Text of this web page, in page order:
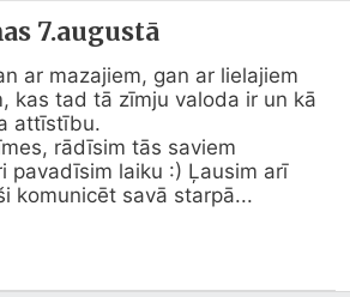
7.augustā
ar mazajiem, gan ar lielajiem
kas tad tā zīmju valoda ir un kā
attīstību.
rādīsim tās saviem
pavadīsim laiku :) Ļausim arī
komunicēt savā starpā...